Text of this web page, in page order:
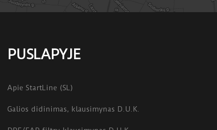
PUSLAPYJE
Apie StartLine (SL)
Galios didinimas, klausimynas D.U.K.